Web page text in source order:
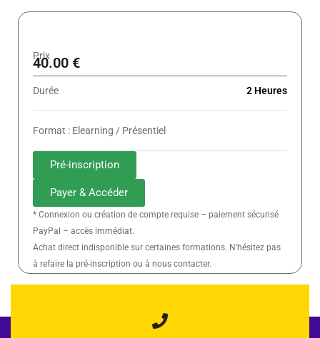
Prix
40.00 €
Durée 2 Heures
Format : Elearning / Présentiel
Pré-inscription
Payer & Accéder
* Connexion ou création de compte requise – paiement sécurisé
PayPal – accès immédiat.
Achat direct indisponible sur certaines formations. N’hésitez pas
à refaire la pré-inscription ou à nous contacter.